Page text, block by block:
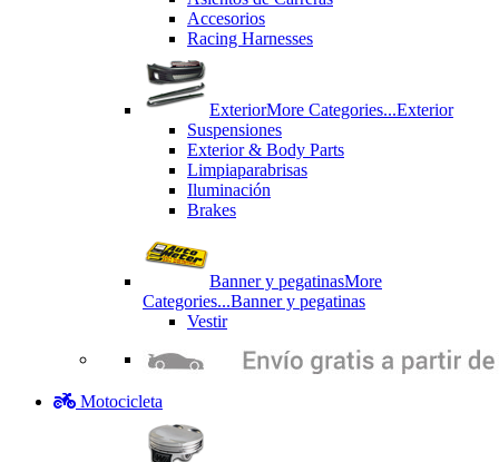
Accesorios
Racing Harnesses
ExteriorMore Categories...Exterior
Suspensiones
Exterior & Body Parts
Limpiaparabrisas
Iluminación
Brakes
Banner y pegatinasMore
Categories...Banner y pegatinas
Vestir
Motocicleta